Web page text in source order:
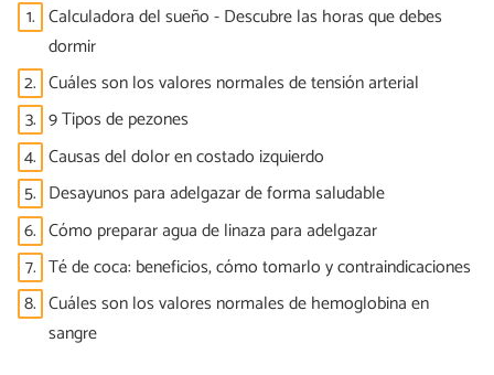
1. Calculadora del sueño - Descubre las horas que debes
dormir
2. Cuáles son los valores normales de tensión arterial
3. 9 Tipos de pezones
4. Causas del dolor en costado izquierdo
5. Desayunos para adelgazar de forma saludable
6. Cómo preparar agua de linaza para adelgazar
7. Té de coca: beneficios, cómo tomarlo y contraindicaciones
8. Cuáles son los valores normales de hemoglobina en
sangre